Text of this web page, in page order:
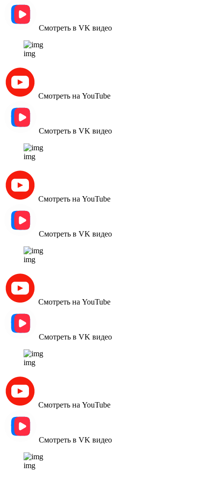
Смотреть в VK видео
img
Смотреть на YouTube
Смотреть в VK видео
img
Смотреть на YouTube
Смотреть в VK видео
img
Смотреть на YouTube
Смотреть в VK видео
img
Смотреть на YouTube
Смотреть в VK видео
img